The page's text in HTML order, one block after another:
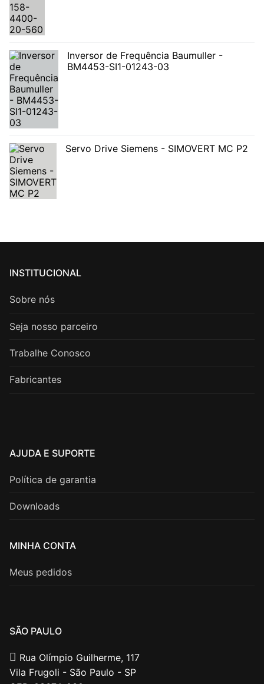
Inversor de Frequência Baumuller -
BM4453-SI1-01243-03
Servo Drive Siemens - SIMOVERT MC P2
INSTITUCIONAL
Sobre nós
Seja nosso parceiro
Trabalhe Conosco
Fabricantes
AJUDA E SUPORTE
Política de garantia
Downloads
MINHA CONTA
Meus pedidos
SÃO PAULO
Rua Olímpio Guilherme, 117
Vila Frugoli - São Paulo - SP